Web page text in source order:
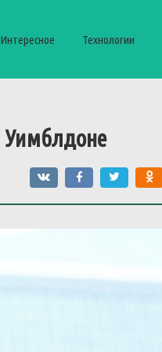
Интересное Технологии
Уимблдоне